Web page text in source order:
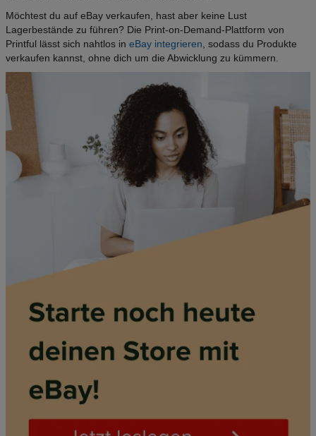
Möchtest du auf eBay verkaufen, hast aber keine Lust
Lagerbestände zu führen? Die Print-on-Demand-Plattform von
Printful lässt sich nahtlos in eBay integrieren , sodass du Produkte
verkaufen kannst, ohne dich um die Abwicklung zu kümmern.